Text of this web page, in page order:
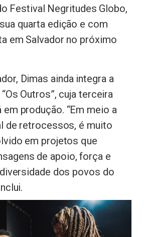
Festival Negritudes Globo,
quarta edição e com
em Salvador no próximo
Dimas ainda integra a
Outros”, cuja terceira
produção. “Em meio a
de retrocessos, é muito
em projetos que
de apoio, força e
dos povos do